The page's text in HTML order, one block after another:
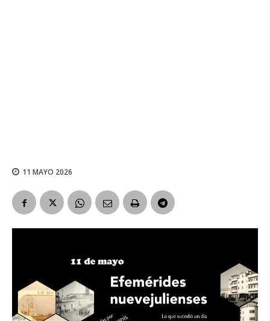
11 MAYO 2026